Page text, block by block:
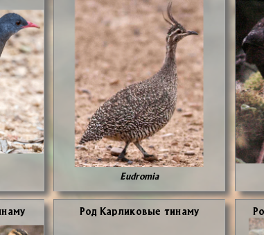
Eudromia
Род Кар­ли­ко­вые ти­на­му